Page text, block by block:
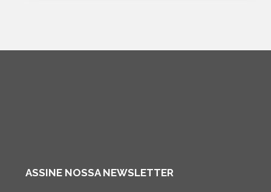
ASSINE NOSSA NEWSLETTER